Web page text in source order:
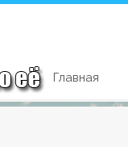
Главная